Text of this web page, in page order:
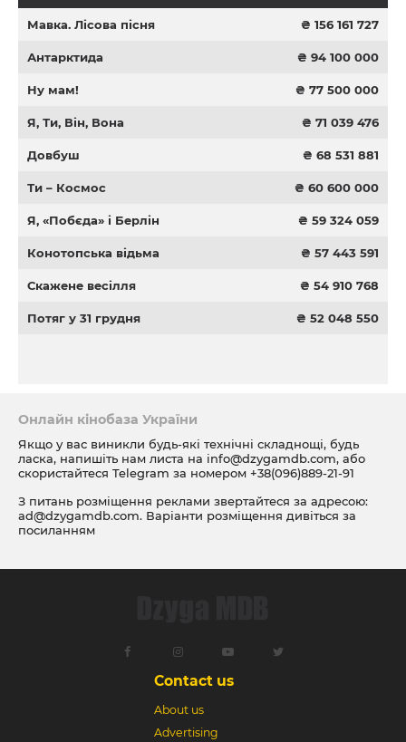
Мавка. Лісова пісня ₴ 156 161 727
Антарктида ₴ 94 100 000
Ну мам! ₴ 77 500 000
Я, Ти, Він, Вона ₴ 71 039 476
Довбуш ₴ 68 531 881
Ти – Космос ₴ 60 600 000
Я, «Побєда» і Берлін ₴ 59 324 059
Конотопська відьма ₴ 57 443 591
Скажене весілля ₴ 54 910 768
Потяг у 31 грудня ₴ 52 048 550
Онлайн кінобаза України
Якщо у вас виникли будь-які технічні складнощі, будь
ласка, напишіть нам листа на info@dzygamdb.com, або
скористайтеся Telegram за номером +38(096)889-21-91
З питань розміщення реклами звертайтеся за адресою:
ad@dzygamdb.com. Варіанти розміщення дивіться за
посиланням
Contact us
About us
Advertising